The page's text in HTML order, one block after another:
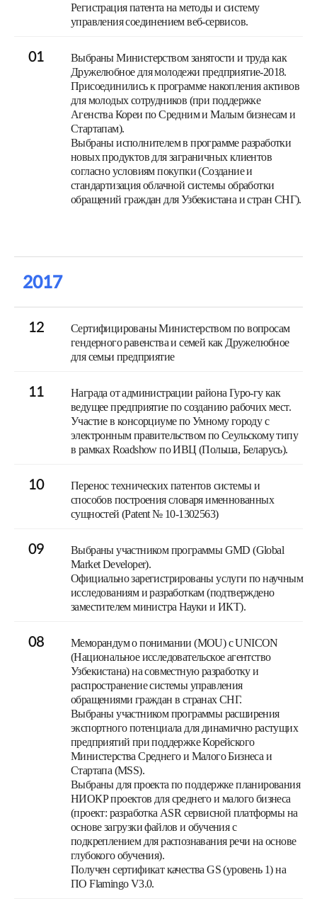
Регистрация патента на методы и систему
управления соединением веб-сервисов.
01
Выбраны Министерством занятости и труда как
Дружелюбное для молодежи предприятие-2018.
Присоединились к программе накопления активов
для молодых сотрудников (при поддержке
Агенства Кореи по Средним и Малым бизнесам и
Стартапам).
Выбраны исполнителем в программе разработки
новых продуктов для заграничных клиентов
согласно условиям покупки (Создание и
стандартизация облачной системы обработки
обращений граждан для Узбекистана и стран СНГ).
2017
12
Сертифицированы Министерством по вопросам
гендерного равенства и семей как Дружелюбное
для семьи предприятие
11
Награда от администрации района Гуро-гу как
ведущее предприятие по созданию рабочих мест.
Участие в консорциуме по Умному городу с
электронным правительством по Сеульскому типу
в рамках Roadshow по ИВЦ (Польша, Беларусь).
10
Перенос технических патентов системы и
способов построения словаря именнованных
сущностей (Patent № 10-1302563)
09
Выбраны участником программы GMD (Global
Market Developer).
Официально зарегистрированы услуги по научным
исследованиям и разработкам (подтверждено
заместителем министра Науки и ИКТ).
08
Меморандум о понимании (MOU) с UNICON
(Национальное исследовательское агентство
Узбекистана) на совместную разработку и
распространение системы управления
обращениями граждан в странах СНГ.
Выбраны участником программы расширения
экспортного потенциала для динамично растущих
предприятий при поддержке Корейского
Министерства Среднего и Малого Бизнеса и
Стартапа (MSS).
Выбраны для проекта по поддержке планирования
НИОКР проектов для среднего и малого бизнеса
(проект: разработка ASR сервисной платформы на
основе загрузки файлов и обучения с
подкреплением для распознавания речи на основе
глубокого обучения).
Получен сертификат качества GS (уровень 1) на
ПО Flamingo V3.0.